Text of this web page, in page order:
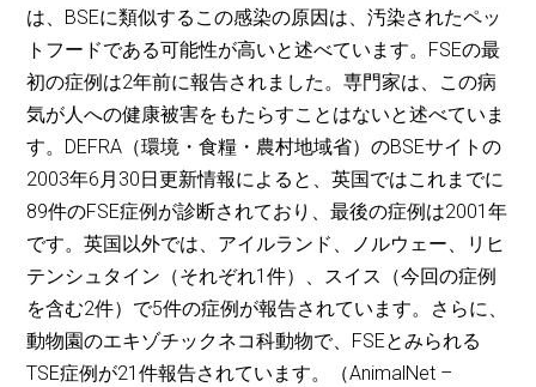
は、BSEに類似するこの感染の原因は、汚染されたペッ
トフードである可能性が高いと述べています。FSEの最
初の症例は2年前に報告されました。専門家は、この病
気が人への健康被害をもたらすことはないと述べていま
す。DEFRA（環境・食糧・農村地域省）のBSEサイトの
2003年6月30日更新情報によると、英国ではこれまでに
89件のFSE症例が診断されており、最後の症例は2001年
です。英国以外では、アイルランド、ノルウェー、リヒ
テンシュタイン（それぞれ1件）、スイス（今回の症例
を含む2件）で5件の症例が報告されています。さらに、
動物園のエキゾチックネコ科動物で、FSEとみられる
TSE症例が21件報告されています。（AnimalNet –